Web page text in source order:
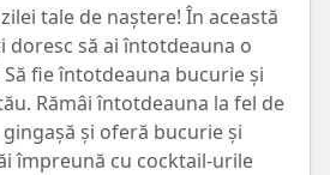
tale de naștere! În această
doresc să ai întotdeauna o
fie întotdeauna bucurie și
Rămâi întotdeauna la fel de
și oferă bucurie și
împreună cu cocktail-urile